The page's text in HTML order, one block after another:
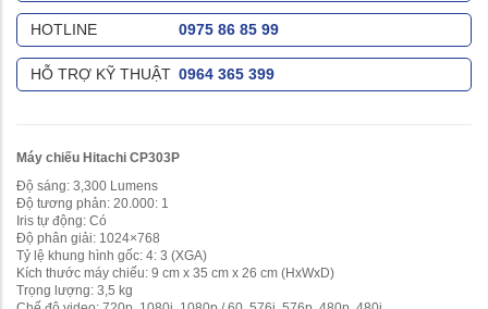
HOTLINE 0975 86 85 99
HỖ TRỢ KỸ THUẬT 0964 365 399
Máy chiếu Hitachi CP303P
Độ sáng: 3,300 Lumens
Độ tương phản: 20.000: 1
Iris tự động: Có
Độ phân giải: 1024×768
Tỷ lệ khung hình gốc: 4: 3 (XGA)
Kích thước máy chiếu: 9 cm x 35 cm x 26 cm (HxWxD)
Trọng lượng: 3,5 kg